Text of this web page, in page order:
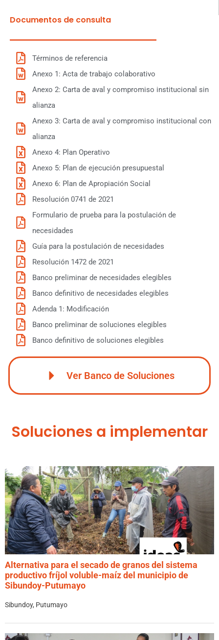
Documentos de consulta
Términos de referencia
Anexo 1: Acta de trabajo colaborativo
Anexo 2: Carta de aval y compromiso institucional sin
alianza
Anexo 3: Carta de aval y compromiso institucional con
alianza
Anexo 4: Plan Operativo
Anexo 5: Plan de ejecución presupuestal
Anexo 6: Plan de Apropiación Social
Resolución 0741 de 2021
Formulario de prueba para la postulación de
necesidades
Guía para la postulación de necesidades
Resolución 1472 de 2021
Banco preliminar de necesidades elegibles
Banco definitivo de necesidades elegibles
Adenda 1: Modificación
Banco preliminar de soluciones elegibles
Banco definitivo de soluciones elegibles
Ver Banco de Soluciones
Soluciones a implementar
Alternativa para el secado de granos del sistema
productivo fríjol voluble-maíz del municipio de
Sibundoy-Putumayo
Sibundoy, Putumayo